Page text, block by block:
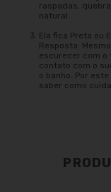
raspadas,
natural.
Ela fica Preta ou
Resposta:
escurecer com o
contato com o
o banho. Por
saber como